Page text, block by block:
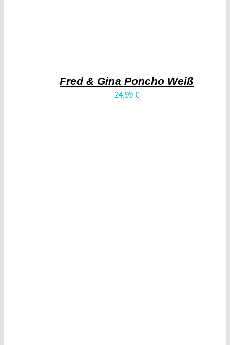
Fred & Gina Poncho Weiß
24,99 €